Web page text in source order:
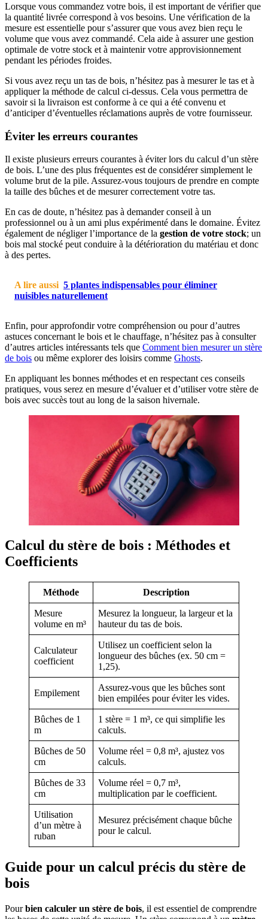
Lorsque vous commandez votre bois, il est important de vérifier que
la quantité livrée correspond à vos besoins. Une vérification de la
mesure est essentielle pour s’assurer que vous avez bien reçu le
volume que vous avez commandé. Cela aide à assurer une gestion
optimale de votre stock et à maintenir votre approvisionnement
pendant les périodes froides.
Si vous avez reçu un tas de bois, n’hésitez pas à mesurer le tas et à
appliquer la méthode de calcul ci-dessus. Cela vous permettra de
savoir si la livraison est conforme à ce qui a été convenu et
d’anticiper d’éventuelles réclamations auprès de votre fournisseur.
Éviter les erreurs courantes
Il existe plusieurs erreurs courantes à éviter lors du calcul d’un stère
de bois. L’une des plus fréquentes est de considérer simplement le
volume brut de la pile. Assurez-vous toujours de prendre en compte
la taille des bûches et de mesurer correctement votre tas.
En cas de doute, n’hésitez pas à demander conseil à un
professionnel ou à un ami plus expérimenté dans le domaine. Évitez
également de négliger l’importance de la gestion de votre stock; un
bois mal stocké peut conduire à la détérioration du matériau et donc
à des pertes.
A lire aussi 5 plantes indispensables pour éliminer
nuisibles naturellement
Enfin, pour approfondir votre compréhension ou pour d’autres
astuces concernant le bois et le chauffage, n’hésitez pas à consulter
d’autres articles intéressants tels que Comment bien mesurer un stère
de bois ou même explorer des loisirs comme Ghosts.
En appliquant les bonnes méthodes et en respectant ces conseils
pratiques, vous serez en mesure d’évaluer et d’utiliser votre stère de
bois avec succès tout au long de la saison hivernale.
Calcul du stère de bois : Méthodes et
Coefficients
Méthode Description
Mesure
volume en m³
Mesurez la longueur, la largeur et la
hauteur du tas de bois.
Calculateur
coefficient
Utilisez un coefficient selon la
longueur des bûches (ex. 50 cm =
1,25).
Empilement
Assurez-vous que les bûches sont
bien empilées pour éviter les vides.
Bûches de 1
m
1 stère = 1 m³, ce qui simplifie les
calculs.
Bûches de 50
cm
Volume réel = 0,8 m³, ajustez vos
calculs.
Bûches de 33
cm
Volume réel = 0,7 m³,
multiplication par le coefficient.
Utilisation
d’un mètre à
ruban
Mesurez précisément chaque bûche
pour le calcul.
Guide pour un calcul précis du stère de
bois
Pourbien calculer un stère de bois, il est essentiel de comprendre